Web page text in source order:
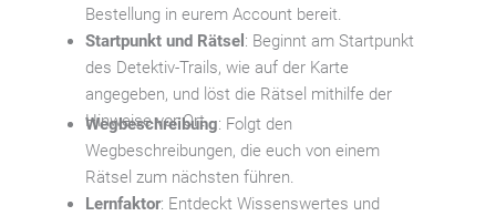
Bestellung in eurem Account bereit.
Startpunkt und Rätsel : Beginnt am Startpunkt
des Detektiv-Trails, wie auf der Karte
angegeben, und löst die Rätsel mithilfe der
Hinweise vor Ort.
Wegbeschreibung: Folgt den
Wegbeschreibungen, die euch von einem
Rätsel zum nächsten führen.
Lernfaktor: Entdeckt Wissenswertes und